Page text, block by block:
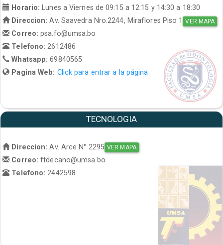
Horario: Lunes a Viernes de 09:15 a 12:15 y 14:30 a 18:30
Direccion: Av. Saavedra Nro.2244, Miraflores Piso 1 VER MAPA
Correo:psa.fo@umsa.bo
Telefono:2612486
Whatsapp:69840565
Pagina Web: Click para entrar a la página
TECNOLOGIA
Direccion: Av. Arce N° 2295 VER MAPA
Correo:ftdecano@umsa.bo
Telefono: 2442598